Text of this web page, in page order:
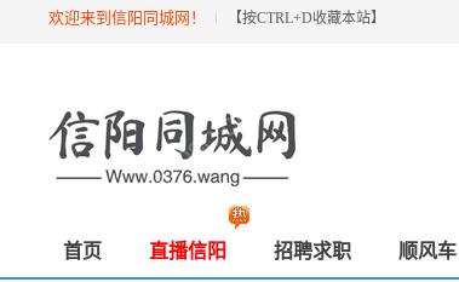
欢迎来到信阳同城网！ 【按CTRL+D收藏本站】
首页 直播信阳 招聘求职 顺风车